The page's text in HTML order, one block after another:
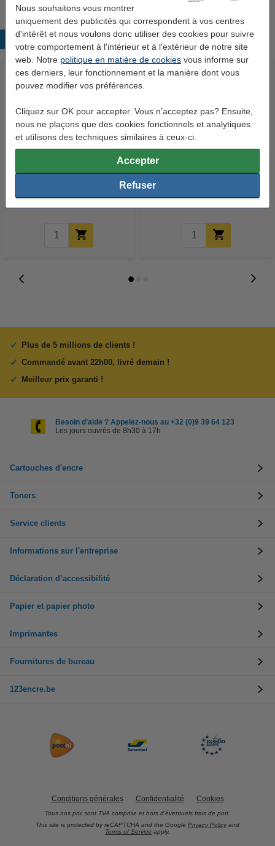
Nous souhaitons vous montrer
uniquement des publicités qui correspondent à vos centres
d'intérêt et nous voulons donc utiliser des cookies pour suivre
votre comportement à l'intérieur et à l'extérieur de notre site
web. Notre politique en matière de cookies vous informe sur
ces derniers, leur fonctionnement et la manière dont vous
pouvez modifier vos préférences.
Cliquez sur OK pour accepter. Vous n’acceptez pas? Ensuite,
nous ne plaçons que des cookies fonctionnels et analytiques
et utilisons des techniques similaires à ceux-ci.
Accepter
Refuser
Produits populaires
1,25 € Inclus : 21% de TVA 33,50 € Inclus : 21% de TVA
Plus de 5 millions de clients !
Commandé avant 22h00, livré demain !
Meilleur prix garanti !
Besoin d’aide ? Appelez-nous au +32 (0)9 39 64 123
Les jours ouvrés de 8h30 à 17h
Cartouches d'encre
Toners
Service clients
Informations sur l'entreprise
Déclaration d’accessibilité
Papier et papier photo
Imprimantes
Fournitures de bureau
123encre.be
Conditions générales Confidentialité Cookies
Tous nos prix sont TVA comprise et hors d’éventuels frais de port.
This site is protected by reCAPTCHA and the Google Privacy Policy and
Terms of Service apply.